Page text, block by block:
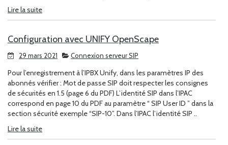
Lire la suite
Configuration avec UNIFY OpenScape
29 mars 2021 Connexion serveur SIP
Pour l’enregistrement à l’IPBX Unify, dans les paramètres IP des
abonnés vérifier : Mot de passe SIP doit respecter les consignes
de sécurités en 1.5 (page 6 du PDF) L’identité SIP dans l’IPAC
correspond en page 10 du PDF au paramètre “ SIP User ID ” dans la
section sécurité exemple “SIP-10”. Dans l’IPAC l’identité SIP ..
Lire la suite